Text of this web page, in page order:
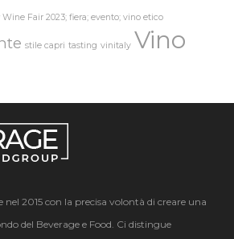
Wine Fair 2023; fiera; evento; vino etico
stile capri tasting vinitaly Vino
nel 2015 con la precisa volontà di creare una
del Beverage e Food. Ci distingue